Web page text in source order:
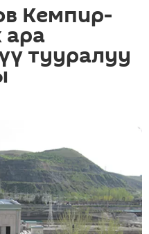
Кемпир-
ара
тууралуу